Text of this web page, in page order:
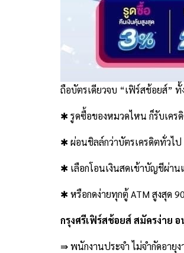
ถือบัตรเดียวจบ “เฟิร์สช้อยส์” ทั้
✱ รูดซื้อของหมวดไหน ก็รับเคร
✱ ผ่อนชิลล์กว่าบัตรเครดิตทั่วไป
✱ เลือกโอนเงินสดเข้าบัญชีผ่า
✱ หรือกดง่ายทุกตู้ ATM สูงสุด
กรุงศรีเฟิร์สช้อยส์ สมัครง่าย
⇛ พนักงานประจำ ไม่จำกัดอายุง